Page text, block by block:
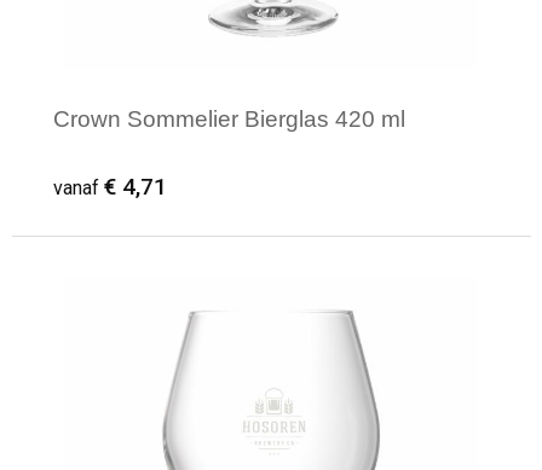
Crown Sommelier Bierglas 420 ml
vanaf € 4,71
Minimale afname: 1